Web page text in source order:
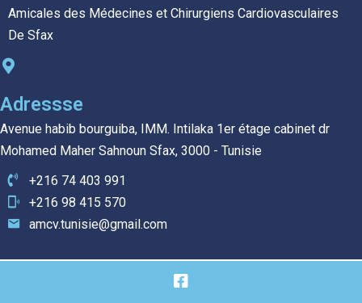
Amicales des Médecines et Chirurgiens Cardiovasculaires
De Sfax
Adressse
Avenue habib bourguiba, IMM. Intilaka 1er étage cabinet dr
Mohamed Maher Sahnoun Sfax, 3000 - Tunisie
+216 74 403 991
+216 98 415 570
amcv.tunisie@gmail.com